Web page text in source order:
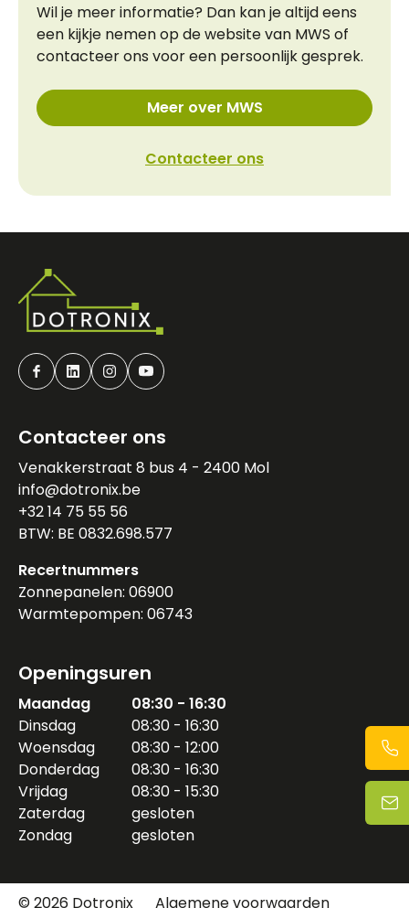
Wil je meer informatie? Dan kan je altijd eens
een kijkje nemen op de website van MWS of
contacteer ons voor een persoonlijk gesprek.
Meer over MWS
Contacteer ons
Facebook
LinkedinInstagram
Youtube
Contacteer ons
Venakkerstraat 8 bus 4 - 2400 Mol
info@dotronix.be
+32 14 75 55 56
BTW: BE 0832.698.577
Recertnummers
Zonnepanelen: 06900
Warmtepompen: 06743
Openingsuren
Maandag
08:30 - 16:30
Dinsdag
08:30 - 16:30
Woensdag
08:30 - 12:00
Donderdag
08:30 - 16:30
Vrijdag
08:30 - 15:30
Zaterdag
gesloten
Zondag
gesloten
© 2026 Dotronix Algemene voorwaarden